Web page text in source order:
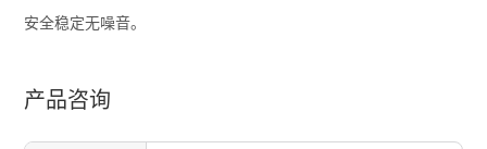
安全稳定无噪音。
产品咨询